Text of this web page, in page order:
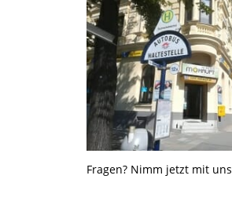
Fragen? Nimm jetzt mit uns